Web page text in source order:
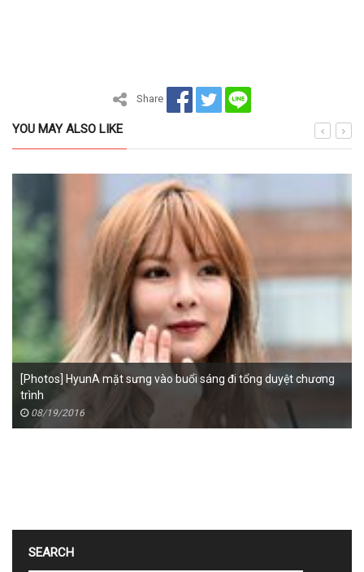
Share
YOU MAY ALSO LIKE
[Photos] HyunA mặt sưng vào buổi sáng đi tổng duyệt chương
trình
08/19/2016
SEARCH